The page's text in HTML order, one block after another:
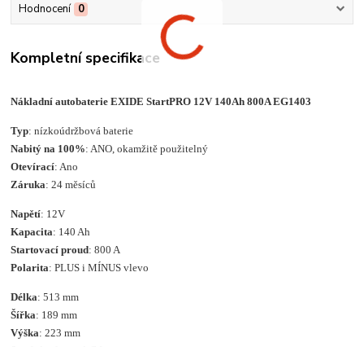
Hodnocení 0
Kompletní specifikace
Nákladní autobaterie EXIDE StartPRO 12V 140Ah 800A EG1403
Typ: nízkoúdržbová baterie
Nabitý na 100%: ANO, okamžitě použitelný
Otevírací: Ano
Záruka: 24 měsíců
Napětí: 12V
Kapacita: 140 Ah
Startovací proud: 800 A
Polarita: PLUS i MÍNUS vlevo
Délka: 513 mm
Šířka: 189 mm
Výška: 223 mm